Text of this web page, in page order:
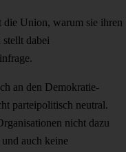
Union, warum sie ihren
dabei
an den Demokratie-
parteipolitisch neutral.
nicht dazu
auch keine